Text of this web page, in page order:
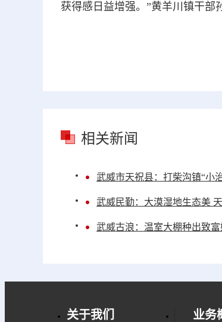
获得感日益增强。”黄羊川镇干部
相关新闻
武威市天祝县：打柴沟镇“小
武威民勤：大漠湿地生态美
武威古浪：温室大棚种出致富
关于我们 业务